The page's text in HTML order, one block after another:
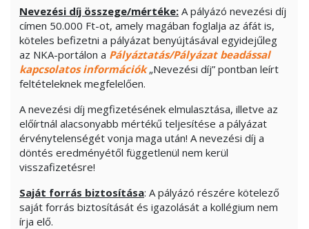
Nevezési díj összege/mértéke: A pályázó nevezési díj
címen 50.000 Ft-ot, amely magában foglalja az áfát is,
köteles befizetni a pályázat benyújtásával egyidejűleg
az NKA-portálon a Pályáztatás/Pályázat beadással
kapcsolatos információk „Nevezési díj” pontban leírt
feltételeknek megfelelően.
A nevezési díj megfizetésének elmulasztása, illetve az
előírtnál alacsonyabb mértékű teljesítése a pályázat
érvénytelenségét vonja maga után! A nevezési díj a
döntés eredményétől függetlenül nem kerül
visszafizetésre!
Saját forrás biztosítása: A pályázó részére kötelező
saját forrás biztosítását és igazolását a kollégium nem
írja elő.